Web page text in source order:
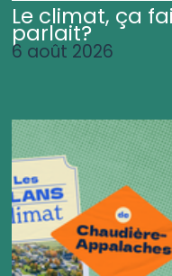
Le climat, ça
parlait?
6 août 2026